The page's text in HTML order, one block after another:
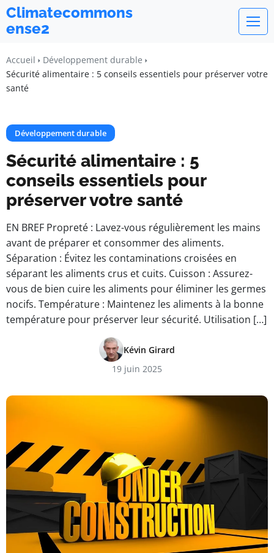
Climatecommons
ense2
Accueil
Développement durable
Sécurité alimentaire : 5 conseils essentiels pour préserver votre
santé
Développement durable
Sécurité alimentaire : 5
conseils essentiels pour
préserver votre santé
EN BREF Propreté : Lavez-vous régulièrement les mains
avant de préparer et consommer des aliments.
Séparation : Évitez les contaminations croisées en
séparant les aliments crus et cuits. Cuisson : Assurez-
vous de bien cuire les aliments pour éliminer les germes
nocifs. Température : Maintenez les aliments à la bonne
température pour préserver leur sécurité. Utilisation […]
Kévin Girard
19 juin 2025